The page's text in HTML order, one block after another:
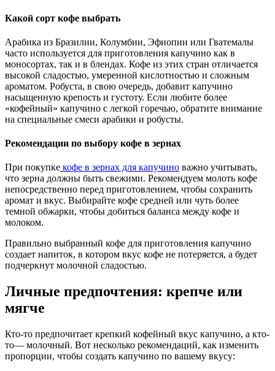
Какой сорт кофе выбрать
Арабика из Бразилии, Колумбии, Эфиопии или Гватемалы
часто используется для приготовления капучино как в
моносортах, так и в блендах. Кофе из этих стран отличается
высокой сладостью, умеренной кислотностью и сложным
ароматом. Робуста, в свою очередь, добавит капучино
насыщенную крепость и густоту. Если любите более
«кофейный» капучино с легкой горечью, обратите внимание
на специальные смеси арабики и робусты.
Рекомендации по выбору кофе в зернах
При покупке кофе в зернах для капучино важно учитывать,
что зерна должны быть свежими. Рекомендуем молоть кофе
непосредственно перед приготовлением, чтобы сохранить
аромат и вкус. Выбирайте кофе средней или чуть более
темной обжарки, чтобы добиться баланса между кофе и
молоком.
Правильно выбранный кофе для приготовления капучино
создает напиток, в котором вкус кофе не потеряется, а будет
подчеркнут молочной сладостью.
Личные предпочтения: крепче или
мягче
Кто-то предпочитает крепкий кофейный вкус капучино, а кто-
то— молочный. Вот несколько рекомендаций, как изменить
пропорции, чтобы создать капучино по вашему вкусу: